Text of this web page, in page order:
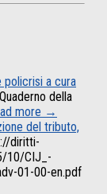
policrisi a cura
Quaderno della
more →
del tributo,
diritti-
10/CIJ_-
01-00-en.pdf